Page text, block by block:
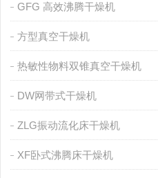
GFG 高效沸腾干燥机
方型真空干燥机
热敏性物料双锥真空干燥机
DW网带式干燥机
ZLG振动流化床干燥机
XF卧式沸腾床干燥机